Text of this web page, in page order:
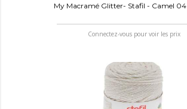
My Macramé Glitter- Stafil - Camel 04
Connectez-vous pour voir les prix